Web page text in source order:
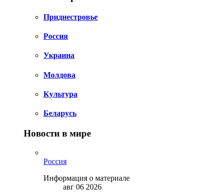
Приднестровье
Россия
Украина
Молдова
Культура
Беларусь
Новости в мире
Россия
Информация о материале
авг 06 2026